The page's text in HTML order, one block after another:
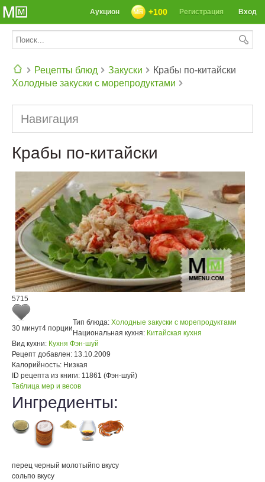
Вход
Регистрация
+100
Аукцион
Рецепты блюд
Закуски
Холодные закуски с морепродуктами
Крабы по-китайски
Навигация
Крабы по-китайски
5715
30 минут4 порции
Тип блюда: Холодные закуски с морепродуктами
Национальная кухня: Китайская кухня
Вид кухни: Кухня Фэн-шуй
Рецепт добавлен: 13.10.2009
Калорийность: Низкая
ID рецепта из книги: 11861 (Фэн-шуй)
Таблица мер и весов
Ингредиенты:
перец черный молотыйпо вкусу
сольпо вкусу